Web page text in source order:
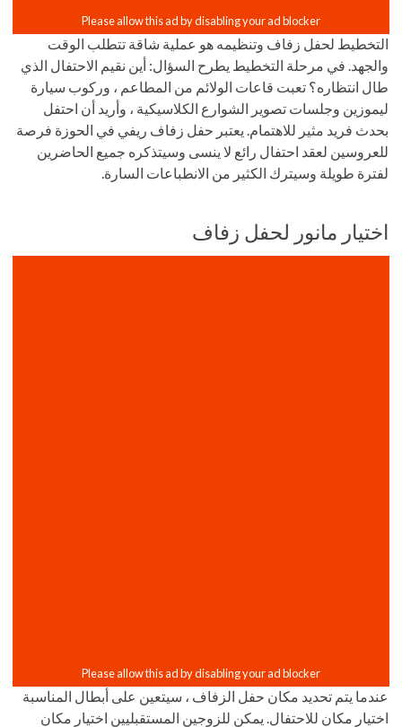
التخطيط لحفل زفاف وتنظيمه هو عملية شاقة تتطلب الوقت
والجهد. في مرحلة التخطيط يطرح السؤال: أين نقيم الاحتفال الذي
طال انتظاره؟ تعبت قاعات الولائم من المطاعم ، وركوب سيارة
ليموزين وجلسات تصوير الشوارع الكلاسيكية ، وأريد أن احتفل
بحدث فريد مثير للاهتمام. يعتبر حفل زفاف ريفي في الحوزة فرصة
للعروسين لعقد احتفال رائع لا ينسى وسيتذكره جميع الحاضرين
لفترة طويلة وسيترك الكثير من الانطباعات السارة.
اختيار مانور لحفل زفاف
عندما يتم تحديد مكان حفل الزفاف ، سيتعين على أبطال المناسبة
اختيار مكان للاحتفال. يمكن للزوجين المستقبليين اختيار مكان